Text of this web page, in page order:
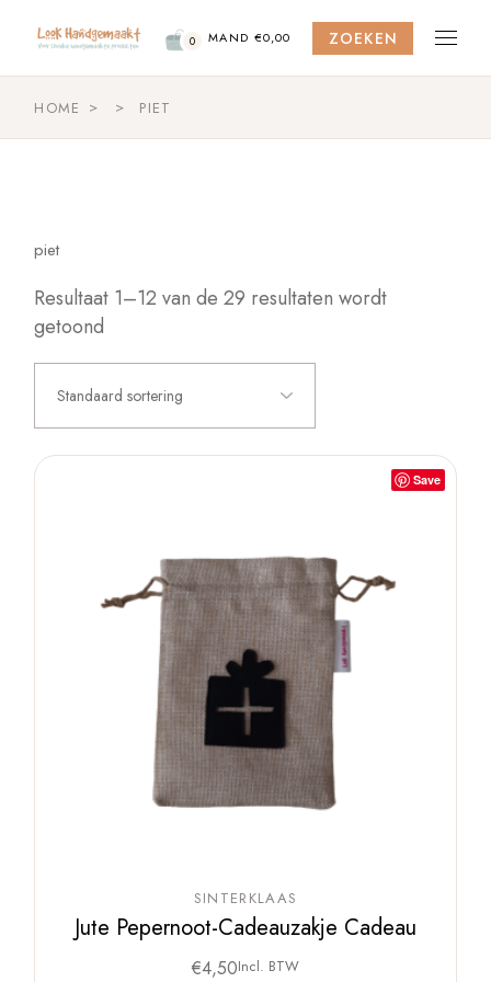
content
0 MAND €0,00 ZOEKEN
HOME PIET
piet
Resultaat 1–12 van de 29 resultaten wordt
getoond
Standaard sortering
Save
SINTERKLAAS
Jute Pepernoot-Cadeauzakje Cadeau
€4,50Incl. BTW